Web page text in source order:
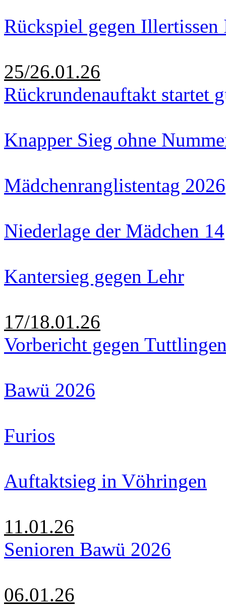
Rückspiel gegen
25/26.01.26
Rückrundenauftakt startet
Knapper Sieg ohne
Mädchenranglistentag 2026
Niederlage der Mädchen 14
Kantersieg gegen Lehr
17/18.01.26
Vorbericht gegen
Bawü 2026
Furios
Auftaktsieg in Vöhringen
11.01.26
Senioren Bawü 2026
06.01.26